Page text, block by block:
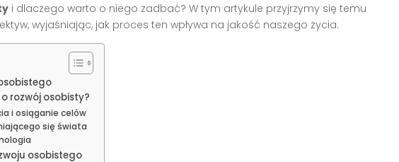
i dlaczego warto o niego zadbać? W tym artykule przyjrzymy się temu
wyjaśniając, jak proces ten wpływa na jakość naszego życia.
rozwój osobisty?
i osiąganie celów
się świata
osobistego